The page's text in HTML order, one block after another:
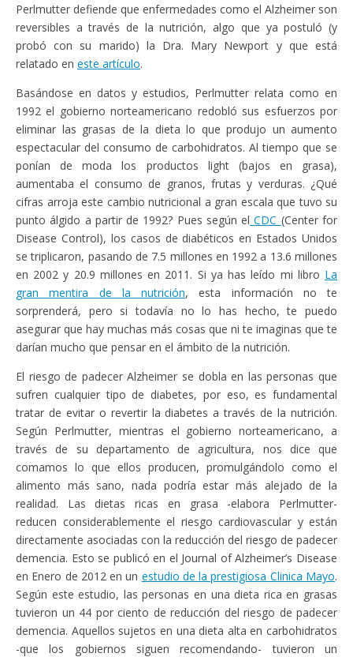
Perlmutter defiende que enfermedades como el Alzheimer son
reversibles a través de la nutrición, algo que ya postuló (y
probó con su marido) la Dra. Mary Newport y que está
relatado en este artículo.
Basándose en datos y estudios, Perlmutter relata como en
1992 el gobierno norteamericano redobló sus esfuerzos por
eliminar las grasas de la dieta lo que produjo un aumento
espectacular del consumo de carbohidratos. Al tiempo que se
ponían de moda los productos light (bajos en grasa),
aumentaba el consumo de granos, frutas y verduras. ¿Qué
cifras arroja este cambio nutricional a gran escala que tuvo su
punto álgido a partir de 1992? Pues según el CDC (Center for
Disease Control), los casos de diabéticos en Estados Unidos
se triplicaron, pasando de 7.5 millones en 1992 a 13.6 millones
en 2002 y 20.9 millones en 2011. Si ya has leído mi libro La
gran mentira de la nutrición, esta información no te
sorprenderá, pero si todavía no lo has hecho, te puedo
asegurar que hay muchas más cosas que ni te imaginas que te
darían mucho que pensar en el ámbito de la nutrición.
El riesgo de padecer Alzheimer se dobla en las personas que
sufren cualquier tipo de diabetes, por eso, es fundamental
tratar de evitar o revertir la diabetes a través de la nutrición.
Según Perlmutter, mientras el gobierno norteamericano, a
través de su departamento de agricultura, nos dice que
comamos lo que ellos producen, promulgándolo como el
alimento más sano, nada podría estar más alejado de la
realidad. Las dietas ricas en grasa -elabora Perlmutter-
reducen considerablemente el riesgo cardiovascular y están
directamente asociadas con la reducción del riesgo de padecer
demencia. Esto se publicó en el Journal of Alzheimer’s Disease
en Enero de 2012 en un estudio de la prestigiosa Clinica Mayo.
Según este estudio, las personas en una dieta rica en grasas
tuvieron un 44 por ciento de reducción del riesgo de padecer
demencia. Aquellos sujetos en una dieta alta en carbohidratos
-que los gobiernos siguen recomendando- tuvieron un